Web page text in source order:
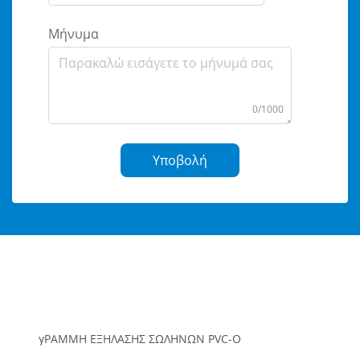
Μήνυμα
0/1000
Υποβολή
γΡΑΜΜΗ ΕΞΗΛΑΣΗΣ ΣΩΛΗΝΩΝ PVC-O